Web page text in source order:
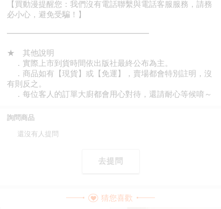
詢問商品
還沒有人提問
去提問
猜您喜歡